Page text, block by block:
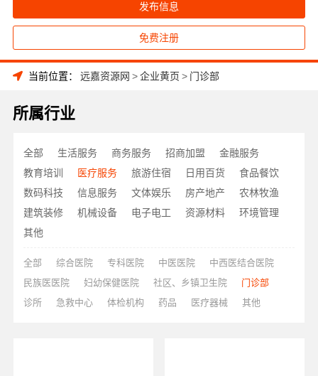
发布信息
免费注册
当前位置： 远嘉资源网 >企业黄页 > 门诊部
所属行业
全部 生活服务 商务服务 招商加盟
金融服务
教育培训
医疗服务 旅游住宿 日用百货
食品餐饮
数码科技
信息服务 文体娱乐 房产地产
农林牧渔
建筑装修
机械设备 电子电工 资源材料
环境管理
其他
全部 综合医院 专科医院 中医医院
中西医结合医院
民族医医院
妇幼保健医院 社区、乡镇卫生院
门诊部
诊所
急救中心 体检机构 药品 医疗器械 其他